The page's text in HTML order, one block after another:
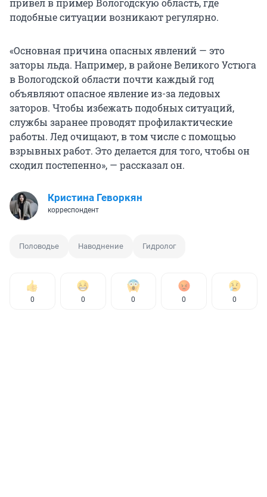
привел в пример Вологодскую область, где
подобные ситуации возникают регулярно.
«Основная причина опасных явлений — это
заторы льда. Например, в районе Великого Устюга
в Вологодской области почти каждый год
объявляют опасное явление из-за ледовых
заторов. Чтобы избежать подобных ситуаций,
службы заранее проводят профилактические
работы. Лед очищают, в том числе с помощью
взрывных работ. Это делается для того, чтобы он
сходил постепенно», — рассказал он.
Кристина Геворкян
корреспондент
Половодье Наводнение Гидролог
0 0 0 0 0